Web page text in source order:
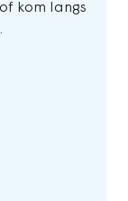
kom langs
.